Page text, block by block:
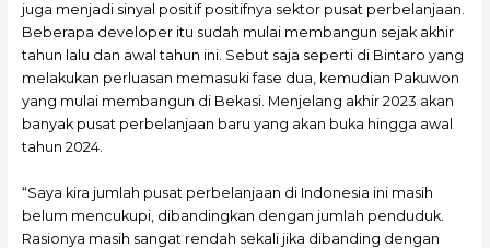
juga menjadi sinyal positif positifnya sektor pusat perbelanjaan.
Beberapa developer itu sudah mulai membangun sejak akhir
tahun lalu dan awal tahun ini. Sebut saja seperti di Bintaro yang
melakukan perluasan memasuki fase dua, kemudian Pakuwon
yang mulai membangun di Bekasi. Menjelang akhir 2023 akan
banyak pusat perbelanjaan baru yang akan buka hingga awal
tahun 2024.
“Saya kira jumlah pusat perbelanjaan di Indonesia ini masih
belum mencukupi, dibandingkan dengan jumlah penduduk.
Rasionya masih sangat rendah sekali jika dibanding dengan